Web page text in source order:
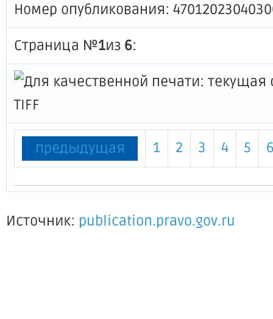
Номер опубликования:
Страница №1из 6:
предыдущая 1 2 3 4 5
Источник: publication.pravo.gov.ru